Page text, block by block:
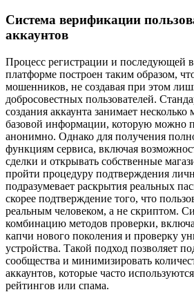
Система верификации
аккаунтов
Процесс регистрации и последующей
платформе построен таким образом,
мошенников, не создавая при этом
добросовестных пользователей.
создания аккаунта занимает
базовой информации, которую можно
анонимно. Однако для получения
функциям сервиса, включая
сделки и открывать собственные
пройти процедуру подтверждения
подразумевает раскрытия реальных
скорее подтверждение того, что
реальным человеком, а не скриптом.
комбинацию методов проверки,
капчи нового поколения и проверку
устройства. Такой подход позволяет
сообщества и минимизировать
аккаунтов, которые часто
рейтингов или спама.